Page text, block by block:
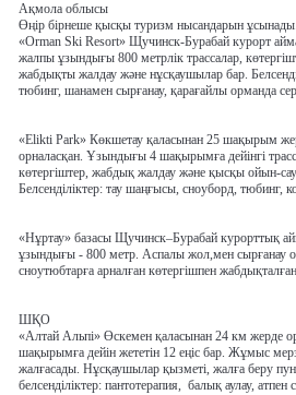
Ақмола облысы
Өңір бірнеше қысқы туризм нысандарын ұсынады.
«Orman Ski Resort» Щучинск-Бурабай курорт
жалпы ұзындығы 800 метрлік трассалар,
жабдықты жалдау және нұсқаушылар бар.
тюбинг, шанамен сырғанау, қарағайлы орманда
«Elikti Park» Көкшетау қаласынан 25 шақырым
орналасқан. Ұзындығы 4 шақырымға дейінгі
көтергіштер, жабдық жалдау және қысқы ойын-
Белсенділіктер: тау шаңғысы, сноуборд, тюбинг,
«Нұртау» базасы Щучинск–Бурабай курорттық
ұзындығы - 800 метр. Аспалы жол,мен сырғанау
сноутюбтарға арналған көтергішпен
ШҚО
«Алтай Альпі» Өскемен қаласынан 24 км жерде
шақырымға дейін жететін 12 еңіс бар. Жұмыс
жалғасады. Нұсқаушылар қызметі, жалға беру
белсенділіктер: пантотерапия, балық аулау, атпен